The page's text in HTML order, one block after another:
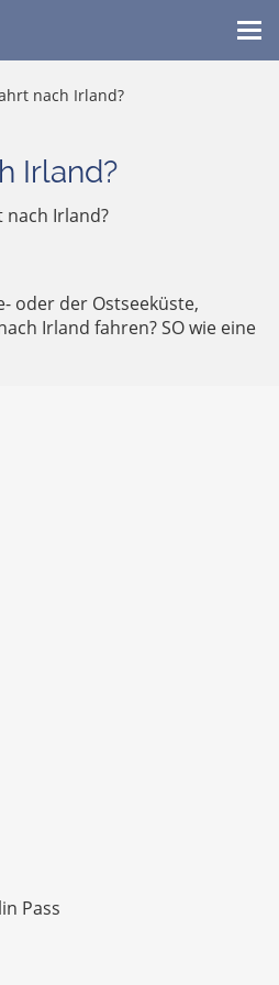
nach Irland?
Irland?
Irland?
oder der Ostseeküste,
Irland fahren? SO wie eine
Pass